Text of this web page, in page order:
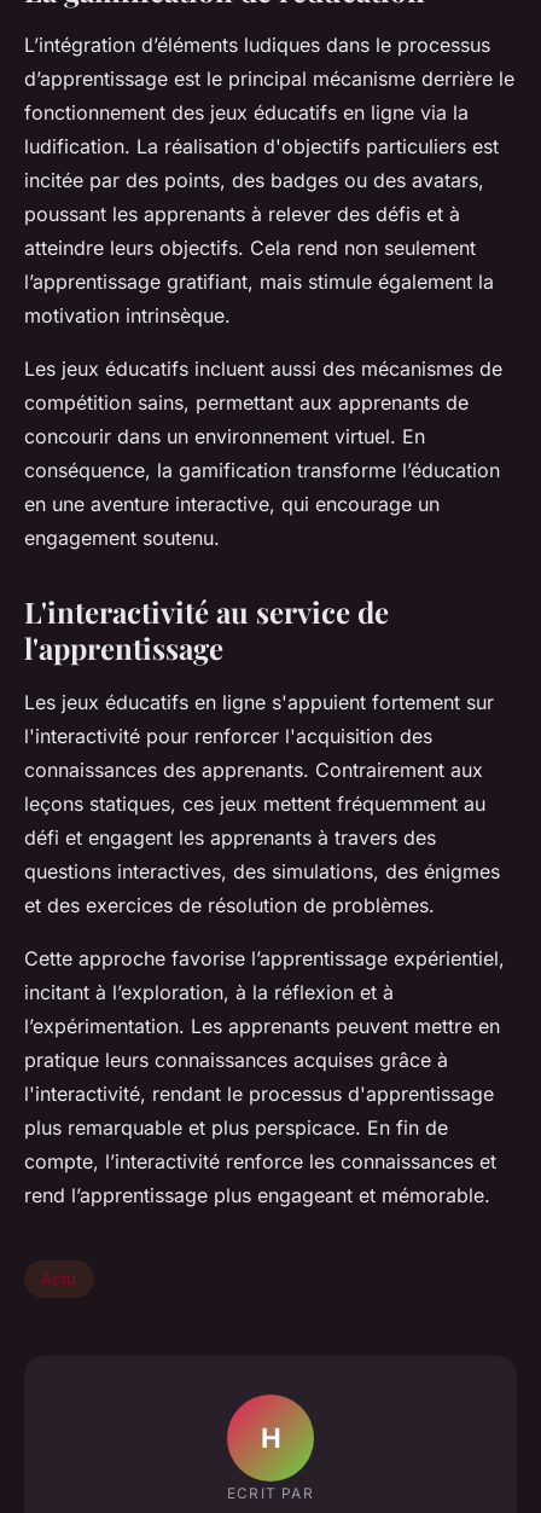
L’intégration d’éléments ludiques dans le processus
d’apprentissage est le principal mécanisme derrière le
fonctionnement des jeux éducatifs en ligne via la
ludification. La réalisation d'objectifs particuliers est
incitée par des points, des badges ou des avatars,
poussant les apprenants à relever des défis et à
atteindre leurs objectifs. Cela rend non seulement
l’apprentissage gratifiant, mais stimule également la
motivation intrinsèque.
Les jeux éducatifs incluent aussi des mécanismes de
compétition sains, permettant aux apprenants de
concourir dans un environnement virtuel. En
conséquence, la gamification transforme l’éducation
en une aventure interactive, qui encourage un
engagement soutenu.
L'interactivité au service de
l'apprentissage
Les jeux éducatifs en ligne s'appuient fortement sur
l'interactivité pour renforcer l'acquisition des
connaissances des apprenants. Contrairement aux
leçons statiques, ces jeux mettent fréquemment au
défi et engagent les apprenants à travers des
questions interactives, des simulations, des énigmes
et des exercices de résolution de problèmes.
Cette approche favorise l’apprentissage expérientiel,
incitant à l’exploration, à la réflexion et à
l’expérimentation. Les apprenants peuvent mettre en
pratique leurs connaissances acquises grâce à
l'interactivité, rendant le processus d'apprentissage
plus remarquable et plus perspicace. En fin de
compte, l’interactivité renforce les connaissances et
rend l’apprentissage plus engageant et mémorable.
Actu
H
ECRIT PAR